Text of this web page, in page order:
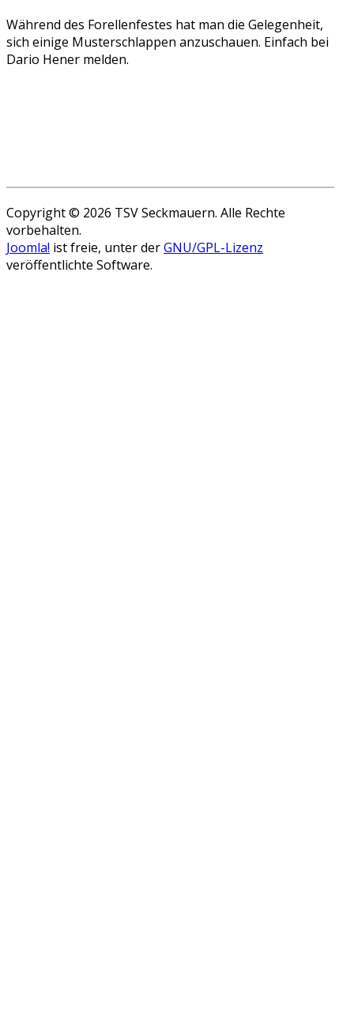
Während des Forellenfestes hat man die Gelegenheit,
sich einige Musterschlappen anzuschauen. Einfach bei
Dario Hener melden.
Copyright © 2026 TSV Seckmauern. Alle Rechte
vorbehalten.
Joomla! ist freie, unter derGNU/GPL-Lizenz
veröffentlichte Software.